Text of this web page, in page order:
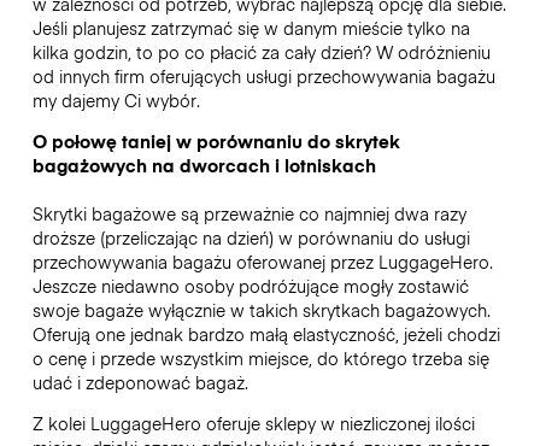
Jeśli planujesz zatrzymać się w danym mieście tylko na
kilka godzin, to po co płacić za cały dzień? W odróżnieniu
od innych firm oferujących usługi przechowywania bagażu
my dajemy Ci wybór.
O połowę taniej w porównaniu do skrytek
bagażowych na dworcach i lotniskach
Skrytki bagażowe są przeważnie co najmniej dwa razy
droższe (przeliczając na dzień) w porównaniu do usługi
przechowywania bagażu oferowanej przez LuggageHero.
Jeszcze niedawno osoby podróżujące mogły zostawić
swoje bagaże wyłącznie w takich skrytkach bagażowych.
Oferują one jednak bardzo małą elastyczność, jeżeli chodzi
o cenę i przede wszystkim miejsce, do którego trzeba się
udać i zdeponować bagaż.
Z kolei LuggageHero oferuje sklepy w niezliczonej ilości